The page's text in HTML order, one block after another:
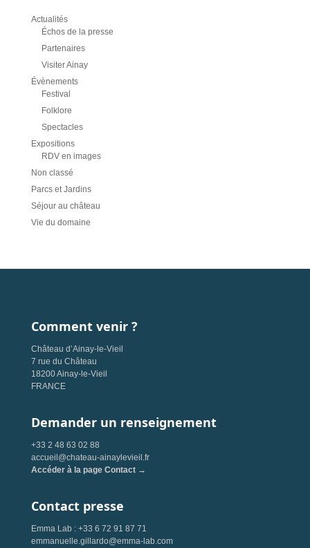
Actualités
Échos de la presse
Partenaires
Visiter Ainay
Évènements
Festival
Folklore
Spectacles
Expositions
RDV en images
Non classé
Parcs et Jardins
Séjour au château
Vie du domaine
Comment venir ?
Château d’Ainay-le-Vieil
7 rue du Château
18200 Ainay-le-Vieil
FRANCE
Demander un renseignement
+33 2 48 63 02 88
accueil@chateau-ainaylevieil.fr
Accéder à la page Contact →
Contact presse
Emma Lab : +33 6 72 91 87 71
emmanuelle.gillardo@emma-lab.com